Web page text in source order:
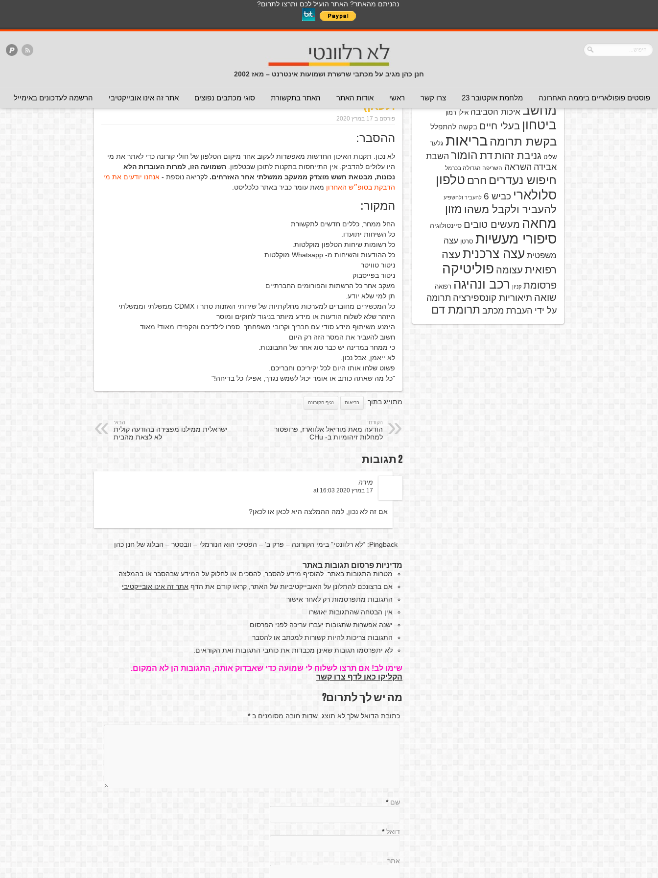
נהניתם מהאתר? האתר הועיל לכם ותרצו לתרום?
חנן כהן מגיב על מכתבי שרשרת ושמועות אינטרנט – מאז 2002
פוסטים פופולאריים ביממה האחרונה מלחמת אוקטובר 23 צרו קשר ראשי אודות האתר האתר בתקשורת סוגי מכתבים נפוצים אתר זה אינו אובייקטיבי הרשמה לעדכונים באימייל
לכל התכנים באתר בנושא נגיף הקורונה
כללי מכתב חוזר מכתבים נפוצים המלצה - לא להעביר המלצה - אפשר להעביר
המלצה - לכאן ולכאן
הנך כאן:דף הבית/המלצה - לכאן ולכאן/החל ממחר, כללים חדשים לתקשורת
ולכאן)
פורסם ב 17 במרץ 2020
ההסבר:
לא נכון. תקנות האיכון החדשות מאפשרות לעקוב אחר מיקום הטלפון של חולי קורונה כדי לאתר את מי
היו עלולים להדביק. אין התייחסות בתקנות לתוכן שבטלפון. השמועה הזו, למרות העובדות הלא
נכונות, מבטאת חשש מוצדק ממעקב ממשלתי אחר האזרחים. לקריאה נוספת - אנחנו יודעים את מי
הדבקת בסופ״ש האחרון מאת עומר כביר באתר כלכליסט.
המקור:
החל ממחר, כללים חדשים לתקשורת
כל השיחות יתועדו.
כל רשומות שיחות הטלפון מוקלטות.
כל ההודעות והשיחות מ- Whatsapp מוקלטות
ניטור טוויטר
ניטור בפייסבוק
מעקב אחר כל הרשתות והפורומים החברתיים
תן למי שלא יודע.
כל המכשירים מחוברים למערכות מחלקתיות של שירותי האזנות סתר ו CDMX ממשלתי וממשלתי
היזהר שלא לשלוח הודעות או מידע מיותר בניגוד לחוקים ומוסר
הימנע משיתוף מידע סודי עם חבריך וקרובי משפחתך. ספרו לילדיכם והקפידו מאוד! מאוד
חשוב להעביר את המסר הזה רק היום
כי ממחר במדינה יש כבר סוג אחר של התבוננות.
לא ייאמן, אבל נכון.
פשוט שלחו אותו היום לכל יקיריכם וחבריכם.
"כל מה שאתה כותב או אומר יכול לשמש נגדך, אפילו כל בדיחה!"
מתוייג בתוך: בריאות נגיף הקורונה
הקודם:
הודעה מאת מוריאל אלווארז, פרופסור
למחלות זיהומיות ב- CHu
הבא:
ישראלית ממילנו מפצירה בהודעה קולית
לא לצאת מהבית
2 תגובות
מירה
17 במרץ 2020 at 16:03
אם זה לא נכון, למה ההמלצה היא לכאן או לכאן?
Pingback: “לא רלוונטי” בימי הקורונה – פרק ב’ – הפסיכי הוא הנורמלי – וובסטר – הבלוג של חנן כהן
מדיניות פרסום תגובות באתר
מטרות התגובות באתר: להוסיף מידע להסבר, להסכים או לחלוק על המידע שבהסבר או בהמלצה.
אם ברצונכם להתלונן על האובייקטיביות של האתר, קראו קודם את הדף אתר זה אינו אובייקטיבי
התגובות מתפרסמות רק לאחר אישור
אין הבטחה שהתגובות יאושרו
ישנה אפשרות שתגובות יעברו עריכה לפני הפרסום
התגובות צריכות להיות קשורות למכתב או להסבר
לא יתפרסמו תגובות שאינן מכבדות את כותבי התגובות ואת הקוראים.
שימו לב! אם תרצו לשלוח לי שמועה כדי שאבדוק אותה, התגובות הן לא המקום.
הקליקו כאן לדף צרו קשר
מה יש לך לתרום?
כתובת הדואל שלך לא תוצג. שדות חובה מסומנים ב*
שם *
דואל *
אתר
מפני מוצריםאזהרת וירוס
מחשב איכות הסביבה אילן רמון
ביטחון בעלי חיים בקשה להתפלל
בקשת תרומהבריאות גלעד
שליט גניבת זהותדת הומור השבת
אבידה השראה השריפה הגדולה בכרמל
חיפוש נעדרים חרם טלפון
סלולארי כביש 6 להעביר ולהשפיע
להעביר ולקבל משהו מזון
מחאה מעשים טובים סיינטולוגיה
סיפורי מעשיות סרטן עצה
משפטית עצה צרכנית עצה
רפואית עצומה פוליטיקה
פרסומת קניון רכב ונהיגה רפואה
שואה תיאוריות קונספירציה תרומה
על ידי העברת מכתב תרומת דם